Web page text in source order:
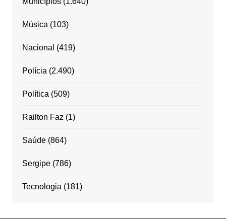
Música (103)
Nacional (419)
Polícia (2.490)
Política (509)
Railton Faz (1)
Saúde(864)
Sergipe(786)
Tecnologia (181)